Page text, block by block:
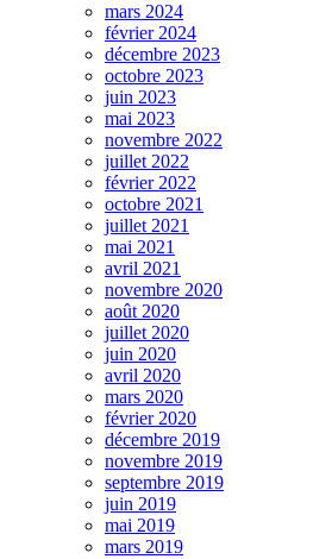
mars 2024
février 2024
décembre 2023
octobre 2023
juin 2023
mai 2023
novembre 2022
juillet 2022
février 2022
octobre 2021
juillet 2021
mai 2021
avril 2021
novembre 2020
août 2020
juillet 2020
juin 2020
avril 2020
mars 2020
février 2020
décembre 2019
novembre 2019
septembre 2019
juin 2019
mai 2019
mars 2019